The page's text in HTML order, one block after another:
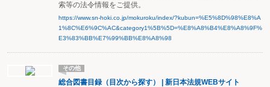
索等の法令情報をご提供。
https://www.sn-hoki.co.jp/mokuroku/index/?kubun=%E5%8D%98%E8%A
1%8C%E6%9C%AC&category1%5B%5D=%E8%A8%B4%E8%A8%9F%
E3%83%BB%E7%99%BB%E8%A8%98
その他
総合図書目録（目次から探す） | 新日本法規WEBサイト